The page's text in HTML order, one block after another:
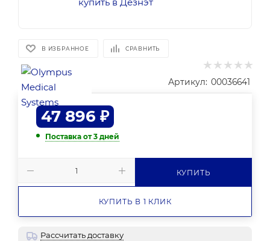
В ИЗБРАННОЕ СРАВНИТЬ
Артикул: 00036641
47 896 ₽
Поставка от 3 дней
КУПИТЬ
КУПИТЬ В 1 КЛИК
Рассчитать доставку